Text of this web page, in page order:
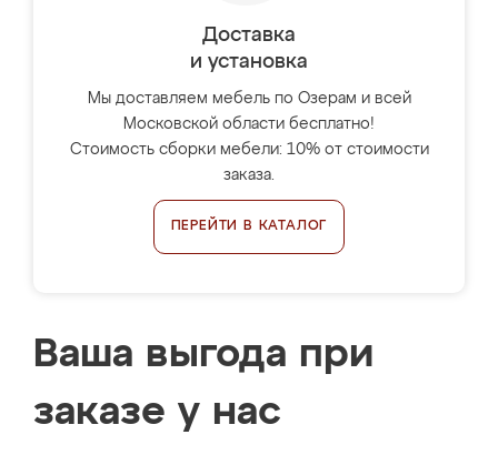
Доставка
и установка
Мы доставляем мебель по Озерам и всей
Московской области бесплатно!
Стоимость сборки мебели: 10% от стоимости
заказа.
ПЕРЕЙТИ В КАТАЛОГ
Ваша выгода при
заказе у нас